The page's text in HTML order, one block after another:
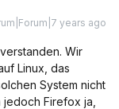
years ago
Wir
Linux, das
System nicht
Firefox ja,